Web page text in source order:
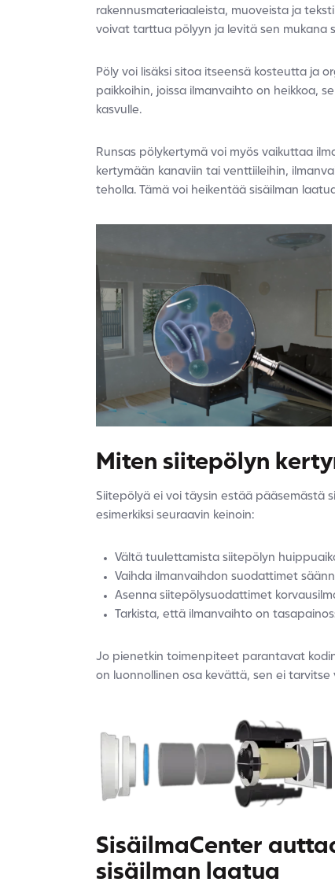
rakennusmateriaaleista, muoveista ja
voivat tarttua pölyyn ja levitä sen mukana
Pöly voi lisäksi sitoa itseensä kosteutta ja
paikkoihin, joissa ilmanvaihto on heikkoa,
kasvulle.
Runsas pölykertymä voi myös vaikuttaa
kertymään kanaviin tai venttiileihin,
teholla. Tämä voi heikentää sisäilman
Miten siitepölyn
Siitepölyä ei voi täysin estää pääsemästä
esimerkiksi seuraavin keinoin:
Vältä tuulettamista siitepölyn
Vaihda ilmanvaihdon suodattimet
Asenna siitepölysuodattimet
Tarkista, että ilmanvaihto on
Jo pienetkin toimenpiteet parantavat
on luonnollinen osa kevättä, sen ei tarvitse
SisäilmaCenter
sisäilman laatua